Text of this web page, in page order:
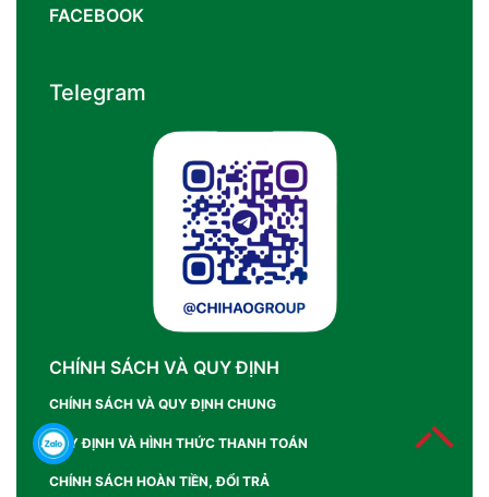
FACEBOOK
Telegram
CHÍNH SÁCH VÀ QUY ĐỊNH
CHÍNH SÁCH VÀ QUY ĐỊNH CHUNG
QUY ĐỊNH VÀ HÌNH THỨC THANH TOÁN
CHÍNH SÁCH HOÀN TIỀN, ĐỔI TRẢ